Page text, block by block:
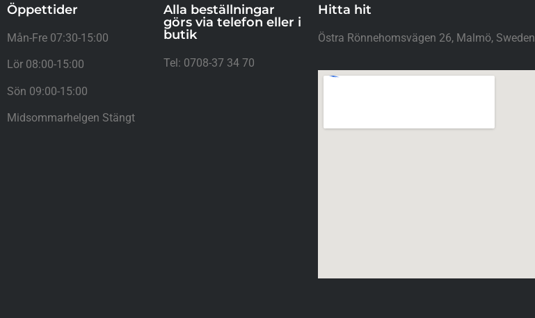
Öppettider
Mån-Fre 07:30-15:00
Lör 08:00-15:00
Sön 09:00-15:00
Midsommarhelgen Stängt
Alla beställningar
görs via telefon eller i
butik
Tel: 0708-37 34 70
Hitta hit
Östra Rönnehomsvägen 26, Malmö, Sweden